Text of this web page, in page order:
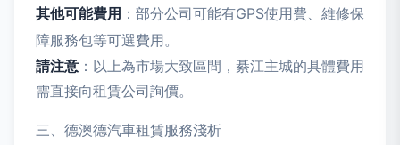
其他可能費用 ：部分公司可能有GPS使用費、維修保
障服務包等可選費用。
請注意 ：以上為市場大致區間，綦江主城的具體費用
需直接向租賃公司詢價。
三、德澳德汽車租賃服務淺析